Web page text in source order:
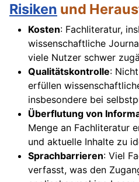
Risiken und
Kosten: Fachliteratur,
wissenschaftliche
viele Nutzer schwer
Qualitätskontrolle:
erfüllen
insbesondere bei
Überflutung von
Menge an Fachliteratur
und aktuelle Inhalte zu
Sprachbarrieren: Viel
verfasst, was den